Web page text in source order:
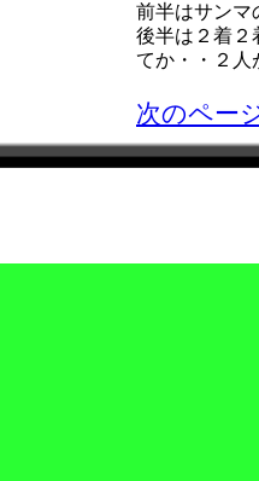
前半はサンマ
後半は２着２
てか・・２
次のペー